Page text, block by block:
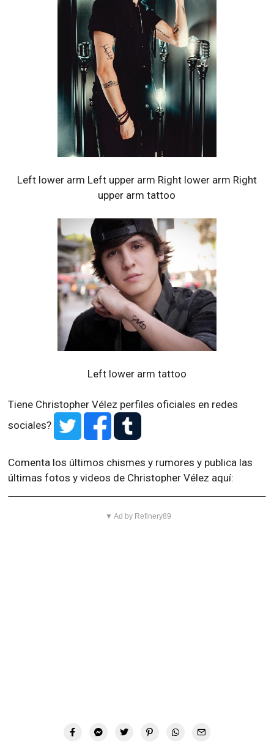
Left lower arm Left upper arm Right lower arm Right
upper arm tattoo
Left lower arm tattoo
Tiene Christopher Vélez perfiles oficiales en redes
sociales?
Comenta los últimos chismes y rumores y publica las
últimas fotos y videos de Christopher Vélez aquí:
▼ Ad by Refinery89